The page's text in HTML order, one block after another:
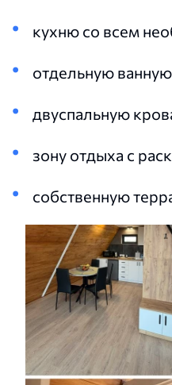
кухню со всем
отдельную
двуспальную
зону отдыха с
собственную